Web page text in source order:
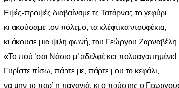
Εψές-προψές διαβαίναμε τς Τατάρνας το γεφύρι,
κι ακούσαμε τον πόλεμο, τα κλέφτικα ντουφέκια,
κι άκουσε μια ψιλή φωνή, του Γεώργου Ζαρναβέλη
«Το πού ‘σαι Νάσιο μ’ αδελφέ και πολυαγαπημένε!
Γυρίστε πίσω, πάρτε με, πάρτε μου το κεφάλι,
να μην το παρ’ η παγανιά, κι ο πούστης ο